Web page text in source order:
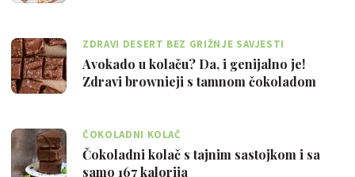
ZDRAVI DESERT BEZ GRIŽNJE SAVJESTI
Avokado u kolaču? Da, i genijalno je!
Zdravi brownieji s tamnom čokoladom
ČOKOLADNI KOLAČ
Čokoladni kolač s tajnim sastojkom i sa
samo 167 kalorija